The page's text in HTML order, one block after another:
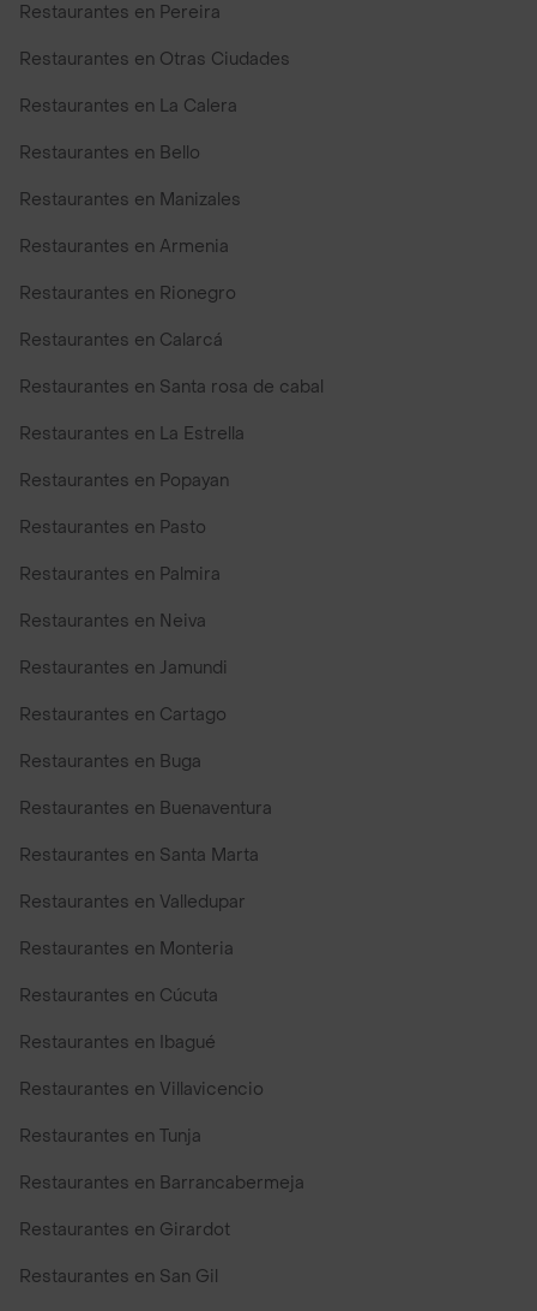
Restaurantes en Pereira
Restaurantes en Otras Ciudades
Restaurantes en La Calera
Restaurantes en Bello
Restaurantes en Manizales
Restaurantes en Armenia
Restaurantes en Rionegro
Restaurantes en Calarcá
Restaurantes en Santa rosa de cabal
Restaurantes en La Estrella
Restaurantes en Popayan
Restaurantes en Pasto
Restaurantes en Palmira
Restaurantes en Neiva
Restaurantes en Jamundi
Restaurantes en Cartago
Restaurantes en Buga
Restaurantes en Buenaventura
Restaurantes en Santa Marta
Restaurantes en Valledupar
Restaurantes en Monteria
Restaurantes en Cúcuta
Restaurantes en Ibagué
Restaurantes en Villavicencio
Restaurantes en Tunja
Restaurantes en Barrancabermeja
Restaurantes en Girardot
Restaurantes en San Gil